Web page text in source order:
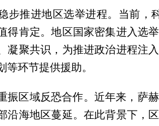
步推进地区选举进程。当前，
得肯定。地区国家密集进入选
凝聚共识，为推进政治进程注
等环节提供援助。
振区域反恐合作。近年来，萨
沿海地区蔓延。在此背景下，